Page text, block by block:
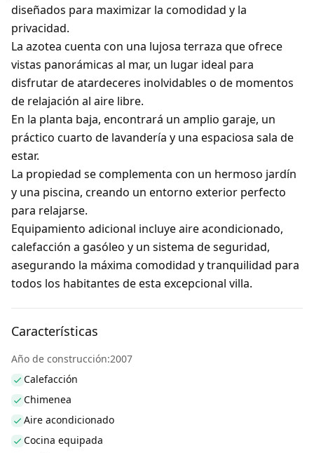
diseñados para maximizar la comodidad y la
privacidad.
La azotea cuenta con una lujosa terraza que ofrece
vistas panorámicas al mar, un lugar ideal para
disfrutar de atardeceres inolvidables o de momentos
de relajación al aire libre.
En la planta baja, encontrará un amplio garaje, un
práctico cuarto de lavandería y una espaciosa sala de
estar.
La propiedad se complementa con un hermoso jardín
y una piscina, creando un entorno exterior perfecto
para relajarse.
Equipamiento adicional incluye aire acondicionado,
calefacción a gasóleo y un sistema de seguridad,
asegurando la máxima comodidad y tranquilidad para
todos los habitantes de esta excepcional villa.
Características
Año de construcción:2007
Calefacción
Chimenea
Aire acondicionado
Cocina equipada